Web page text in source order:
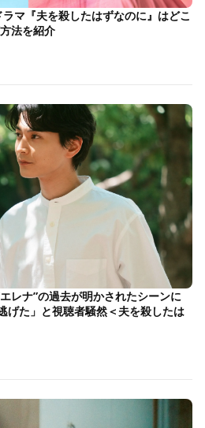
マ『夫を殺したはずなのに』はどこ
法を紹介
レナ”の過去が明かされたシーンに
げた」と視聴者騒然＜夫を殺したは